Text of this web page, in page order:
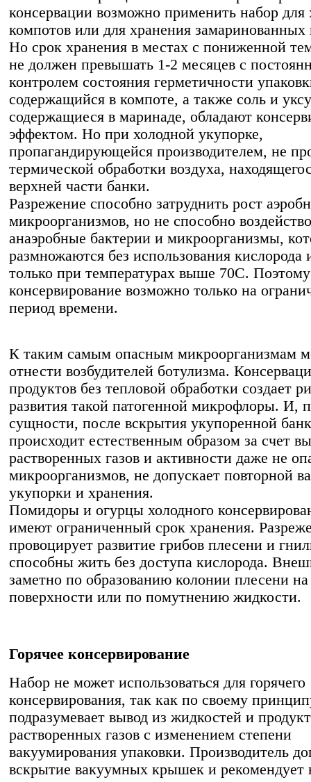
консервации возможно применить набор для
компотов или для хранения замаринованных
Но срок хранения в местах с пониженной
не должен превышать 1-2 месяцев с
контролем состояния герметичности
содержащийся в компоте, а также соль и
содержащиеся в маринаде, обладают
эффектом. Но при холодной укупорке,
пропагандирующейся производителем, не
термической обработки воздуха,
верхней части банки.
Разрежение способно затруднить рост
микроорганизмов, но не способно
анаэробные бактерии и микроорганизмы,
размножаются без использования кислорода
только при температурах выше 70С.
консервирование возможно только на
период времени.
К таким самым опасным микроорганизмам
отнести возбудителей ботулизма.
продуктов без тепловой обработки создает
развития такой патогенной микрофлоры. И,
сущности, после вскрытия укупоренной
происходит естественным образом за счет
растворенных газов и активности даже не
микроорганизмов, не допускает повторной
укупорки и хранения.
Помидоры и огурцы холодного
имеют ограниченный срок хранения.
провоцирует развитие грибов плесени и
способны жить без доступа кислорода.
заметно по образованию колонии плесени на
поверхности или по помутнению жидкости.
Горячее консервирование
Набор не может использоваться для горячего
консервирования, так как по своему
подразумевает вывод из жидкостей и
растворенных газов с изменением степени
вакуумирования упаковки. Производитель
вскрытие вакуумных крышек и рекомендует